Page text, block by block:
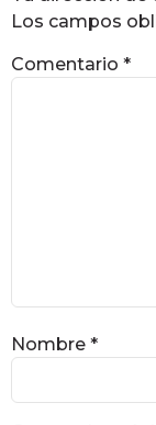
Los campos
Comentario *
Nombre *